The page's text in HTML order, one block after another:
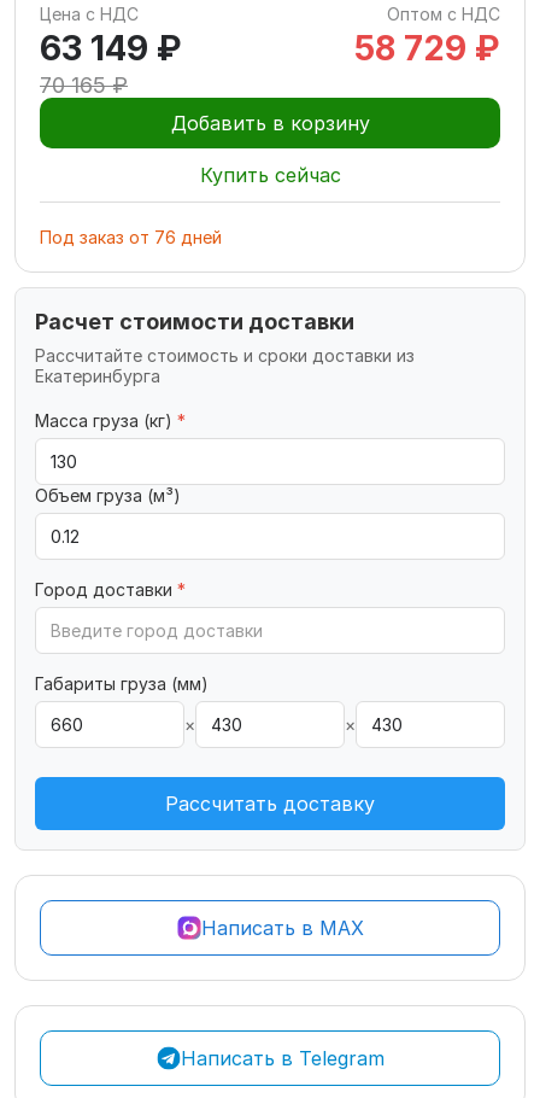
Цена с НДС Оптом с НДС
63 149 ₽
70 165 ₽
58 729 ₽
Добавить в корзину
Купить сейчас
Под заказ от 76 дней
Расчет стоимости доставки
Рассчитайте стоимость и сроки доставки из
Екатеринбурга
Масса груза (кг) *
Объем груза (м³)
Город доставки *
Габариты груза (мм)
×
×
Рассчитать доставку
Написать в MAX
Написать в Telegram